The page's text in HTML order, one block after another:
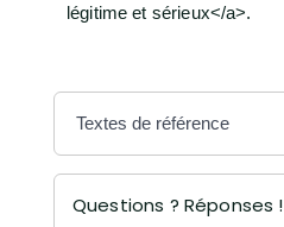
légitime et sérieux</a>.
Textes de référence
Questions ? Réponses !